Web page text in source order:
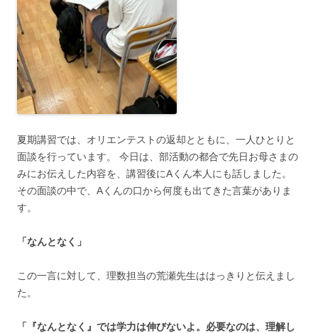
夏期講習では、オリエンテストの返却とともに、一人ひとりと
面談を行っています。 今日は、部活動の都合で先日お母さまの
みにお伝えした内容を、講習後にAくん本人にも話しました。
その面談の中で、Aくんの口から何度も出てきた言葉がありま
す。
「なんとなく」
この一言に対して、理数担当の荒瀬先生ははっきりと伝えまし
た。
「『なんとなく』では学力は伸びないよ。必要なのは、理解し